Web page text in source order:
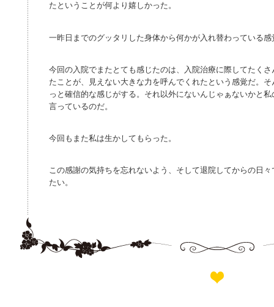
たということが何より嬉しかった。
一昨日までのグッタリした身体から何かが入れ替わっている
今回の入院でまたとても感じたのは、入院治療に際してたく
たことが、見えない大きな力を呼んでくれたという感覚だ。
っと確信的な感じがする。それ以外にないんじゃぁないかと
言っているのだ。
今回もまた私は生かしてもらった。
この感謝の気持ちを忘れないよう、そして退院してからの日
たい。